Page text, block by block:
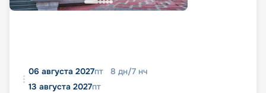
06 августа 2027пт 8 дн/7 нч
13 августа 2027пт